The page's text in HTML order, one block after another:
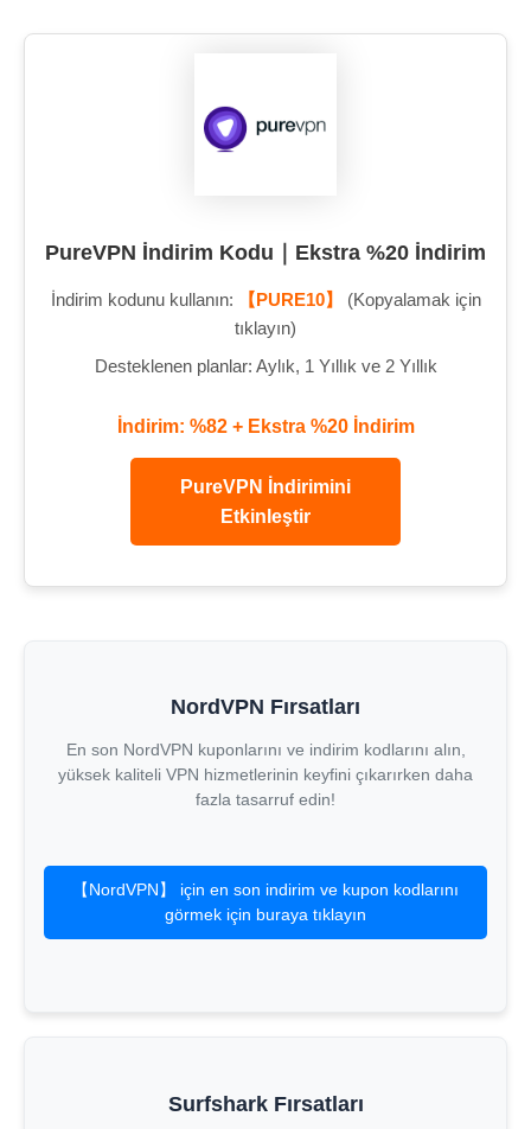
PureVPN İndirim Kodu｜Ekstra %20 İndirim
İndirim kodunu kullanın: 【PURE10】
(Kopyalamak için
tıklayın)
Desteklenen planlar: Aylık, 1 Yıllık ve 2 Yıllık
İndirim: %82 + Ekstra %20 İndirim
PureVPN İndirimini
Etkinleştir
NordVPN Fırsatları
En son NordVPN kuponlarını ve indirim kodlarını alın,
yüksek kaliteli VPN hizmetlerinin keyfini çıkarırken daha
fazla tasarruf edin!
【NordVPN】 için en son indirim ve kupon kodlarını
görmek için buraya tıklayın
Surfshark Fırsatları